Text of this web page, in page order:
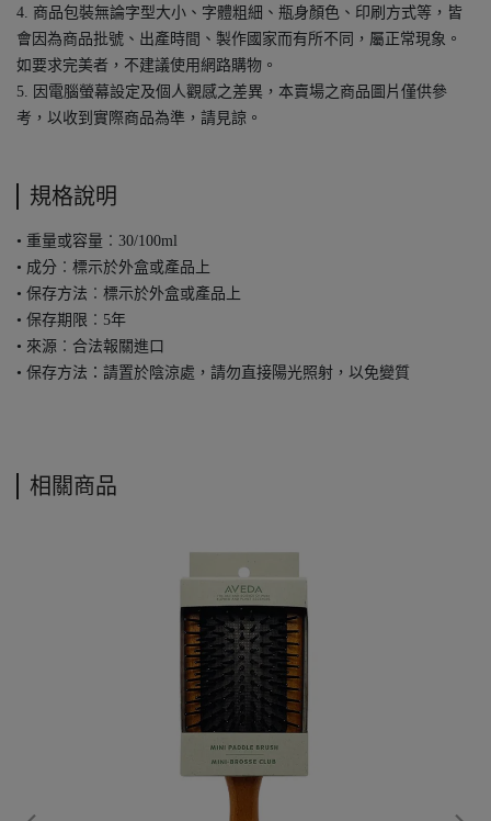
4. 商品包裝無論字型大小、字體粗細、瓶身顏色、印刷方式等，皆
會因為商品批號、出產時間、製作國家而有所不同，屬正常現象。
如要求完美者，不建議使用網路購物。
5. 因電腦螢幕設定及個人觀感之差異，本賣場之商品圖片僅供參
考，以收到實際商品為準，請見諒。
規格說明
• 重量或容量︰30/100ml
• 成分︰標示於外盒或產品上
• 保存方法︰標示於外盒或產品上
• 保存期限︰5年
• 來源︰合法報關進口
• 保存方法：請置於陰涼處，請勿直接陽光照射，以免變質
相關商品